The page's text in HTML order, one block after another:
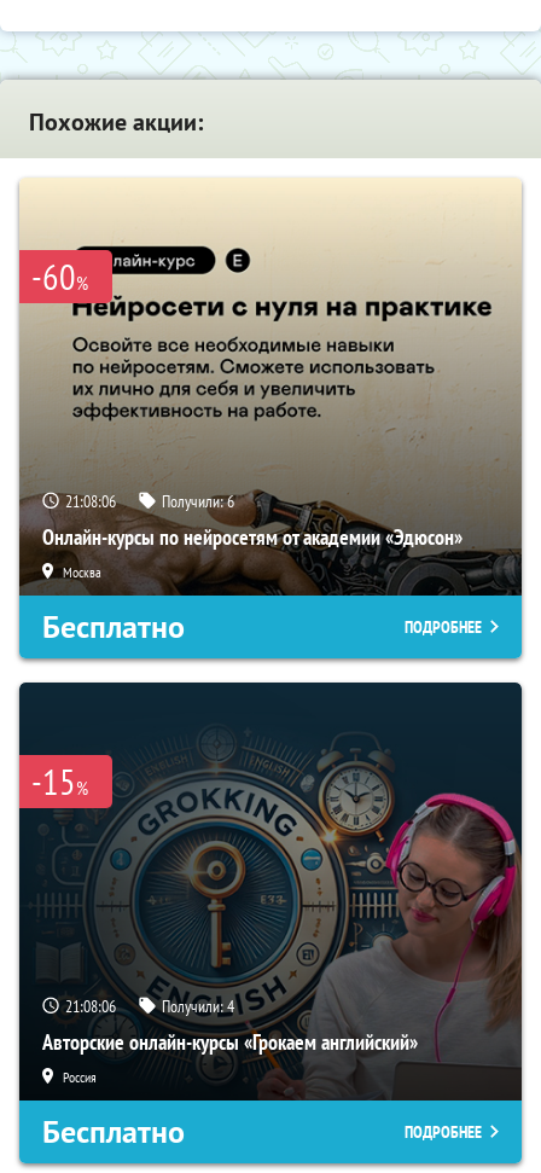
Похожие акции:
-60%
21:08:05 Получили:6
Онлайн-курсы по нейросетям от академии «Эдюсон»
Москва
Бесплатно ПОДРОБНЕЕ
-15%
21:08:05 Получили:4
Авторские онлайн-курсы «Грокаем английский»
Россия
Бесплатно ПОДРОБНЕЕ